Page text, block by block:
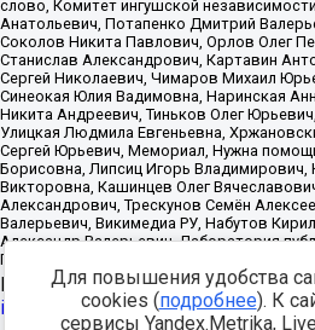
Источник:https://minjust.gov.ru/
inostrannyih-agentov-22-03-
Для повышения удобства
cookies (подробнее). К
сервисы Yandex.Metrika,